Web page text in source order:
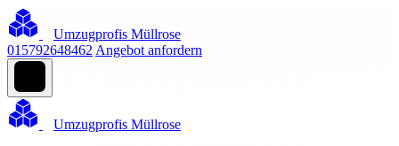
Umzugprofis Müllrose
015792648462 Angebot anfordern
Umzugprofis Müllrose